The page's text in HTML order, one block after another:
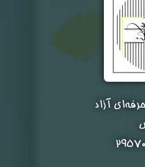
آزاد